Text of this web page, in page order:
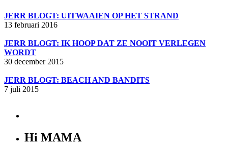
JERR BLOGT: UITWAAIEN OP HET STRAND
13 februari 2016
JERR BLOGT: IK HOOP DAT ZE NOOIT VERLEGEN
WORDT
30 december 2015
JERR BLOGT: BEACH AND BANDITS
7 juli 2015
Hi MAMA